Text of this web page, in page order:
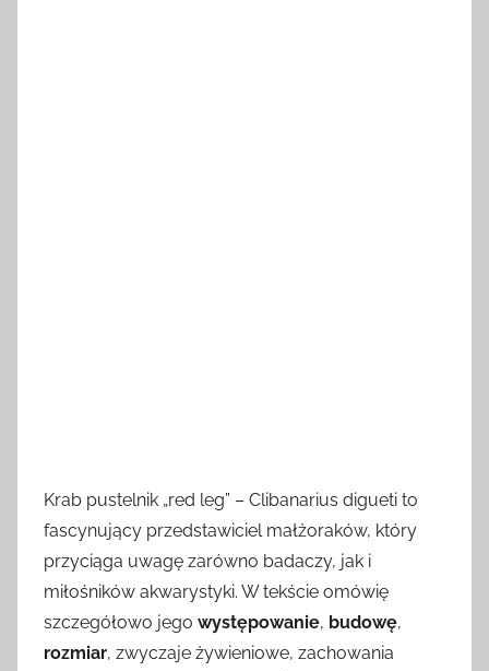
Krab pustelnik „red leg” – Clibanarius digueti to
fascynujący przedstawiciel małżoraków, który
przyciąga uwagę zarówno badaczy, jak i
miłośników akwarystyki. W tekście omówię
szczegółowo jego występowanie, budowę,
rozmiar, zwyczaje żywieniowe, zachowania